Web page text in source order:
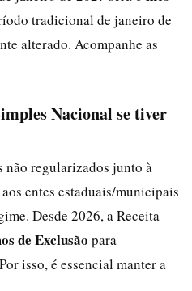
tradicional de janeiro de
alterado. Acompanhe as
Nacional se tiver
não regularizados junto à
entes estaduais/municipais
Desde 2026, a Receita
de Exclusão para
isso, é essencial manter a